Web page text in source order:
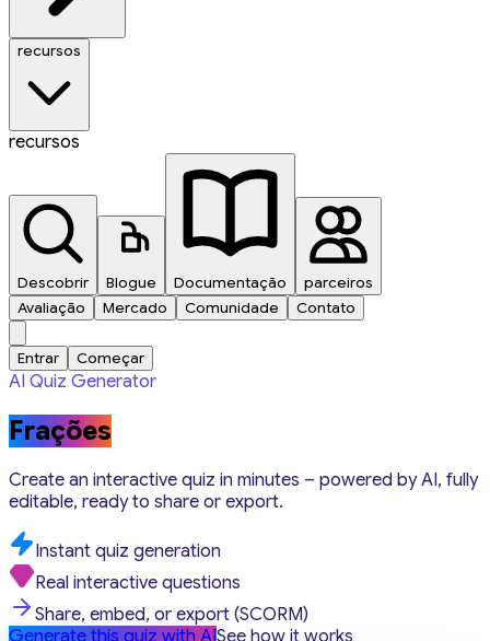
recursos
recursos
Descobrir Blogue Documentação
parceiros
Avaliação
Mercado Comunidade Contato
Entrar Começar
AI Quiz Generator
Frações
Create an interactive quiz in minutes – powered by AI, fully
editable, ready to share or export.
Instant quiz generation
Real interactive questions
Share, embed, or export (SCORM)
Generate this quiz with AISee how it works